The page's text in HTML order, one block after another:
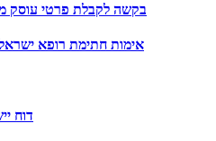
בקשה לקבלת פרטי עוסק
אימות חתימת רופא
דוח